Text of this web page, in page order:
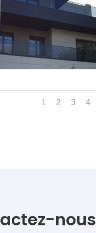
1 2 3 4
nous